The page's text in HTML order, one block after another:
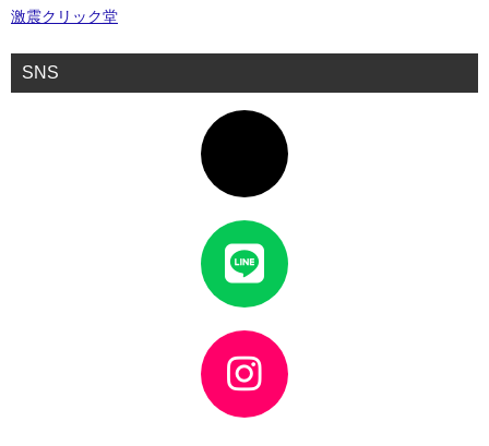
激震クリック堂
SNS
イ
コ
ン
リ
イ
コ
ン
リ
イ
コ
ン
リ